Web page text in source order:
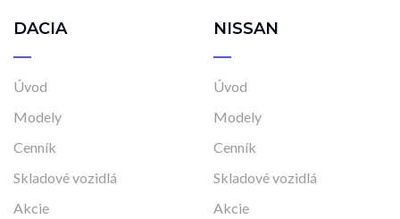
DACIA
Úvod
Modely
Cenník
Skladové vozidlá
Akcie
NISSAN
Úvod
Modely
Cenník
Skladové vozidlá
Akcie